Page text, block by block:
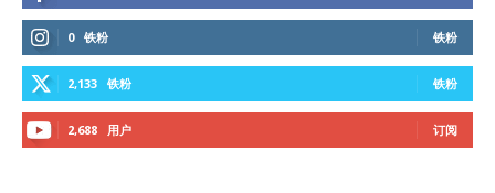
0 铁粉 铁粉
2,133 铁粉 铁粉
2,688 用户 订阅